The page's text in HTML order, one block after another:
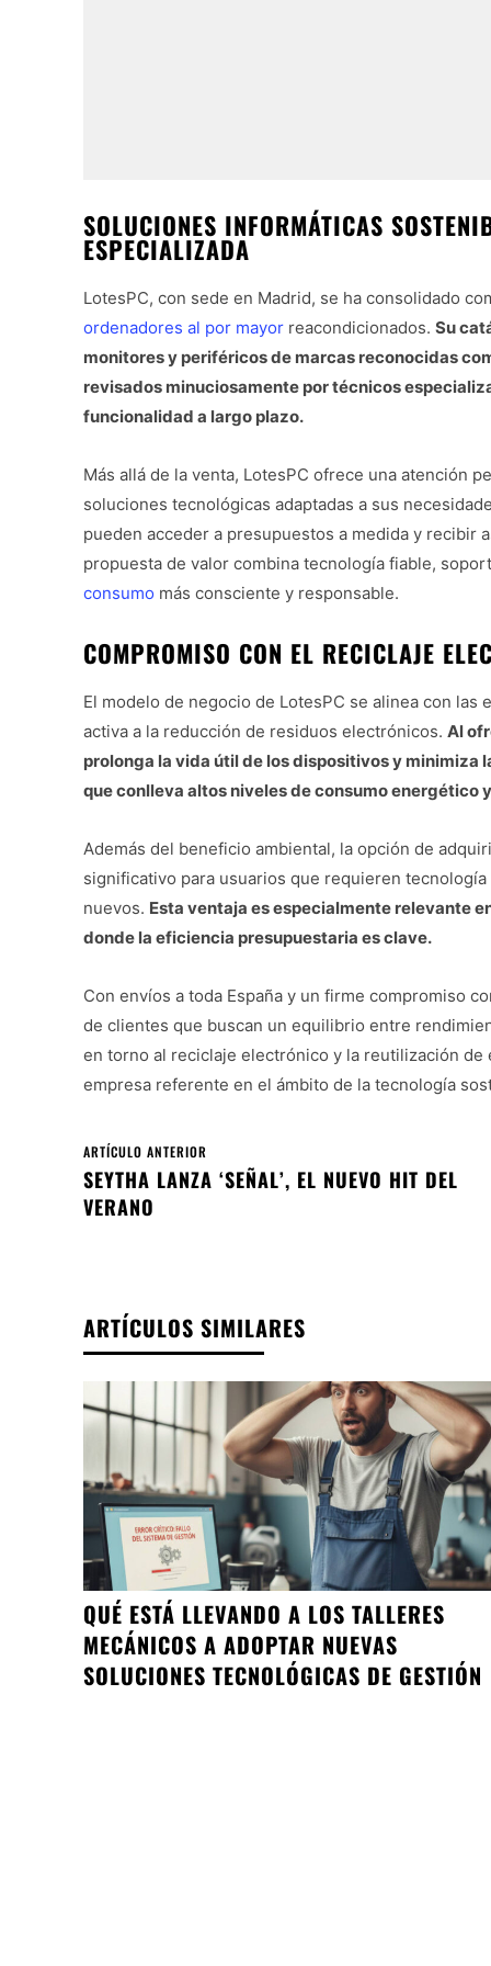
SOLUCIONES INFORMÁTICAS
ESPECIALIZADA
LotesPC, con sede en Madrid, se ha consolidado
ordenadores al por mayor reacondicionados. Su
monitores y periféricos de marcas reconocidas
revisados minuciosamente por técnicos
funcionalidad a largo plazo.
Más allá de la venta, LotesPC ofrece una atención
soluciones tecnológicas adaptadas a sus
pueden acceder a presupuestos a medida y recibir
propuesta de valor combina tecnología fiable,
consumo más consciente y responsable.
COMPROMISO CON EL RECICLAJE
El modelo de negocio de LotesPC se alinea con las
activa a la reducción de residuos electrónicos. Al
prolonga la vida útil de los dispositivos y minimiza
que conlleva altos niveles de consumo energético
Además del beneficio ambiental, la opción de
significativo para usuarios que requieren
nuevos. Esta ventaja es especialmente relevante
donde la eficiencia presupuestaria es clave.
Con envíos a toda España y un firme compromiso
de clientes que buscan un equilibrio entre
en torno al reciclaje electrónico y la reutilización
empresa referente en el ámbito de la tecnología
ARTÍCULO ANTERIOR
SEYTHA LANZA ‘SEÑAL’, EL NUEVO HIT DEL
VERANO
ARTÍCULOS SIMILARES
QUÉ ESTÁ LLEVANDO A LOS TALLERES
MECÁNICOS A ADOPTAR NUEVAS
SOLUCIONES TECNOLÓGICAS DE GESTIÓN